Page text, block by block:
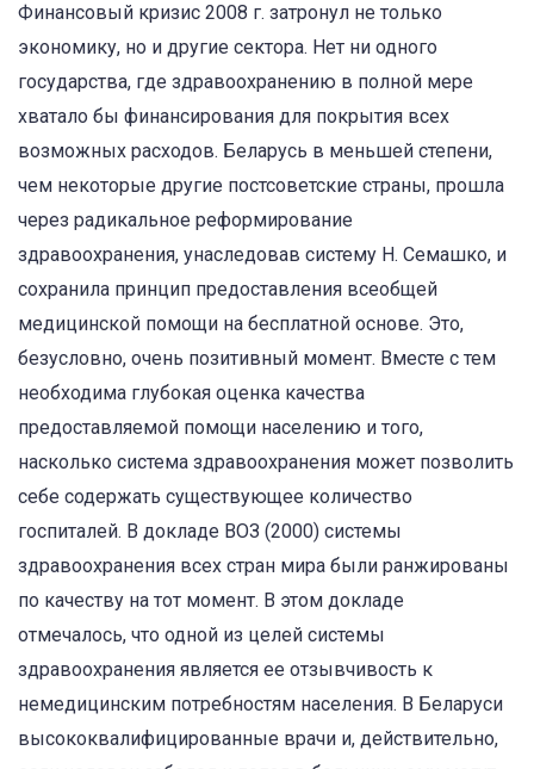
Финансовый кризис 2008 г. затронул не только
экономику, но и другие сектора. Нет ни одного
государства, где здравоохранению в полной мере
хватало бы финансирования для покрытия всех
возможных расходов. Беларусь в меньшей степени,
чем некоторые другие постсоветские страны, прошла
через радикальное реформирование
здравоохранения, унаследовав систему Н. Семашко, и
сохранила принцип предоставления всеобщей
медицинской помощи на бесплатной основе. Это,
безусловно, очень позитивный момент. Вместе с тем
необходима глубокая оценка качества
предоставляемой помощи населению и того,
насколько система здравоохранения может позволить
себе содержать существующее количество
госпиталей. В докладе ВОЗ (2000) системы
здравоохранения всех стран мира были ранжированы
по качеству на тот момент. В этом докладе
отмечалось, что одной из целей системы
здравоохранения является ее отзывчивость к
немедицинским потребностям населения. В Беларуси
высококвалифицированные врачи и, действительно,